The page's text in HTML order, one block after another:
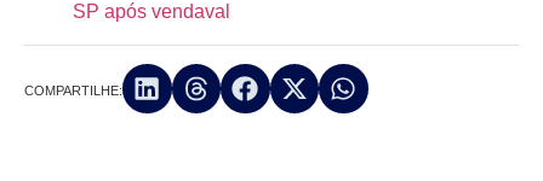
SP após vendaval
COMPARTILHE: